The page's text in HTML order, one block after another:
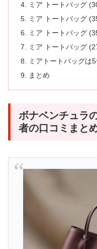
ミア トートバッグ
ミア トートバッグ
ミア トートバッグ
ミア トートバッグ
ミアトートバッグは
まとめ
ボナベンチュラ
者の口コミまと